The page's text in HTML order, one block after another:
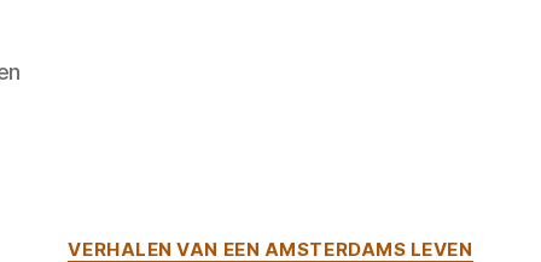
Categorieën
VERHALEN VAN EEN AMSTERDAMS LEVEN